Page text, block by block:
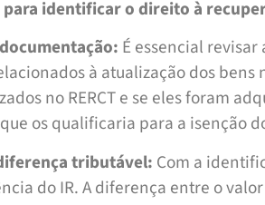
para identificar o direito à
É essencial revisar
à atualização dos
no RERCT e se eles foram
os qualificaria para a isenção
tributável: Com a
do IR. A diferença entre o